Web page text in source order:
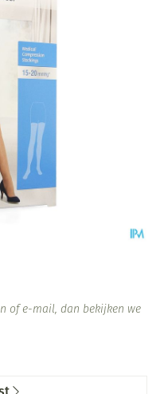
of e-mail, dan bekijken we